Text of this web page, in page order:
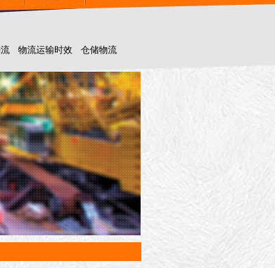
物流运输时效 仓储物流